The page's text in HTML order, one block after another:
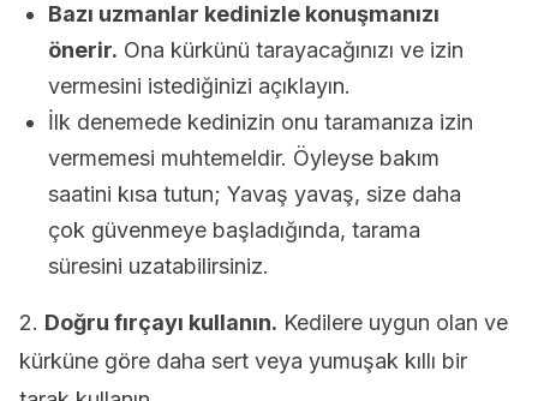
Bazı uzmanlar kedinizle konuşmanızı
önerir. Ona kürkünü tarayacağınızı ve izin
vermesini istediğinizi açıklayın.
İlk denemede kedinizin onu taramanıza izin
vermemesi muhtemeldir. Öyleyse bakım
saatini kısa tutun; Yavaş yavaş, size daha
çok güvenmeye başladığında, tarama
süresini uzatabilirsiniz.
2. Doğru fırçayı kullanın. Kedilere uygun olan ve
kürküne göre daha sert veya yumuşak kıllı bir